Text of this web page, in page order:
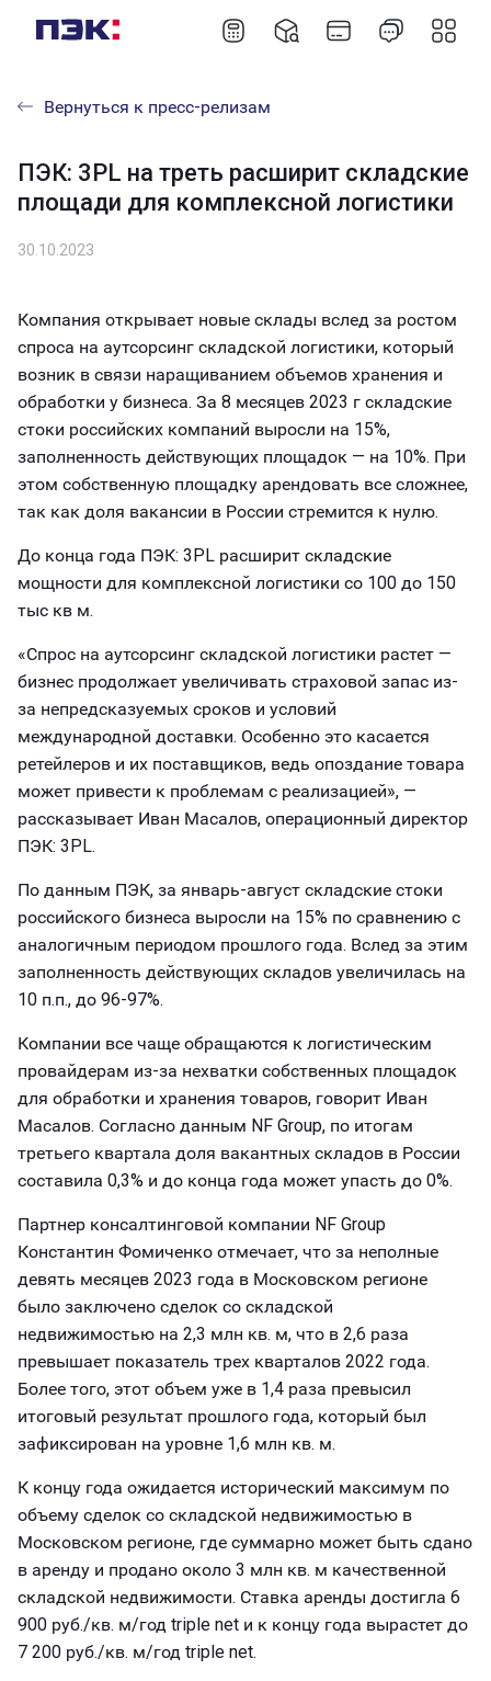
Вернуться к пресс-релизам
ПЭК: 3PL на треть расширит складские
площади для комплексной логистики
30.10.2023
Компания открывает новые склады вслед за ростом
спроса на аутсорсинг складской логистики, который
возник в связи наращиванием объемов хранения и
обработки у бизнеса. За 8 месяцев 2023 г складские
стоки российских компаний выросли на 15%,
заполненность действующих площадок — на 10%. При
этом собственную площадку арендовать все сложнее,
так как доля вакансии в России стремится к нулю.
До конца года ПЭК: 3PL расширит складские
мощности для комплексной логистики со 100 до 150
тыс кв м.
«Спрос на аутсорсинг складской логистики растет —
бизнес продолжает увеличивать страховой запас из-
за непредсказуемых сроков и условий
международной доставки. Особенно это касается
ретейлеров и их поставщиков, ведь опоздание товара
может привести к проблемам с реализацией», —
рассказывает Иван Масалов, операционный директор
ПЭК: 3PL.
По данным ПЭК, за январь-август складские стоки
российского бизнеса выросли на 15% по сравнению с
аналогичным периодом прошлого года. Вслед за этим
заполненность действующих складов увеличилась на
10 п.п., до 96-97%.
Компании все чаще обращаются к логистическим
провайдерам из-за нехватки собственных площадок
для обработки и хранения товаров, говорит Иван
Масалов. Согласно данным NF Group, по итогам
третьего квартала доля вакантных складов в России
составила 0,3% и до конца года может упасть до 0%.
Партнер консалтинговой компании NF Group
Константин Фомиченко отмечает, что за неполные
девять месяцев 2023 года в Московском регионе
было заключено сделок со складской
недвижимостью на 2,3 млн кв. м, что в 2,6 раза
превышает показатель трех кварталов 2022 года.
Более того, этот объем уже в 1,4 раза превысил
итоговый результат прошлого года, который был
зафиксирован на уровне 1,6 млн кв. м.
К концу года ожидается исторический максимум по
объему сделок со складской недвижимостью в
Московском регионе, где суммарно может быть сдано
в аренду и продано около 3 млн кв. м качественной
складской недвижимости. Ставка аренды достигла 6
900 руб./кв. м/год triple net и к концу года вырастет до
7 200 руб./кв. м/год triple net.